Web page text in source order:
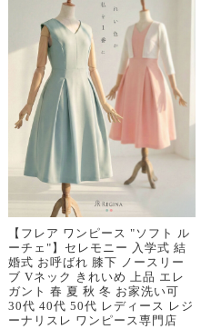
【フレア ワンピース "ソフト ル
ーチェ"】セレモニー 入学式 結
婚式 お呼ばれ 膝下 ノースリー
ブ Vネック きれいめ 上品 エレ
ガント 春 夏 秋 冬 お家洗い可
30代 40代 50代 レディース レジ
ーナリスレ ワンピース専門店